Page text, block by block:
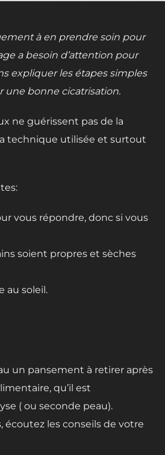
à en prendre soin pour
a besoin d’attention pour
expliquer les étapes simples
une bonne cicatrisation.
ne guérissent pas de la
technique utilisée et surtout
vous répondre, donc si vous
soient propres et sèches
au soleil.
un pansement à retirer après
qu’il est
( ou seconde peau).
écoutez les conseils de votre